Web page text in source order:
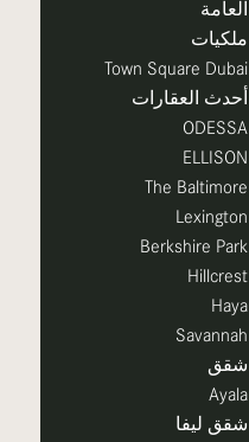
العامة
ملكيات
Town Square Dubai
أحدث العقارات
ODESSA
ELLISON
The Baltimore
Lexington
Berkshire Park
Hillcrest
Haya
Savannah
شقق
Ayala
شقق ليفا